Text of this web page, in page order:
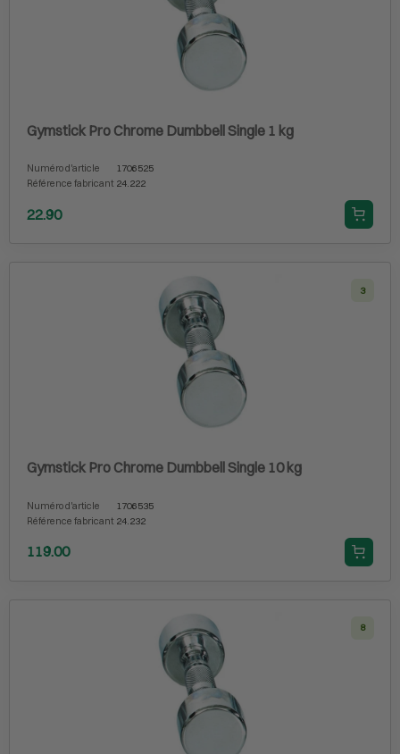
Gymstick Pro Chrome Dumbbell Single 1 kg
Numéro d'article
1706525
Référence fabricant 24.222
22.90
3
Gymstick Pro Chrome Dumbbell Single 10 kg
Numéro d'article
1706535
Référence fabricant 24.232
119.00
8